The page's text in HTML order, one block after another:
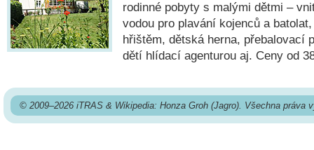
rodinné pobyty s malými dětmi –
vodou pro plavání kojenců a
hřištěm, dětská herna, přebalovací
dětí hlídací agenturou aj. Ceny od
© 2009–2026 iTRAS & Wikipedia: Honza Groh (Jagro). Všechna práva